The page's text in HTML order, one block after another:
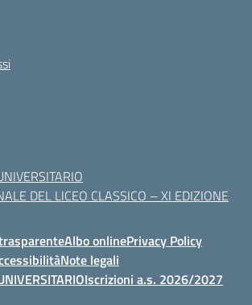
DEL LICEO CLASSICO – XI EDIZIONE
Albo onlinePrivacy Policy
Note legali
Iscrizioni a.s. 2026/2027